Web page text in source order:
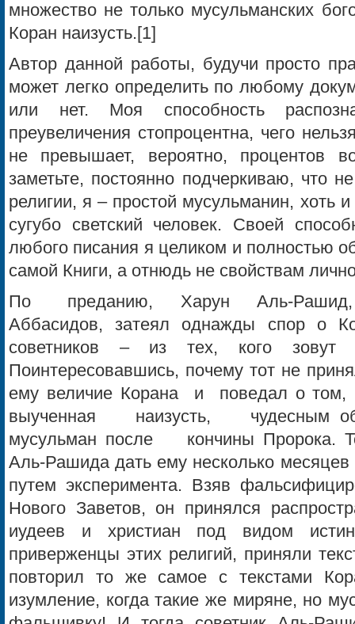
множество не только мусульманских
Коран наизусть.[1]
Автор данной работы, будучи просто
может легко определить по любому
или нет. Моя способность
преувеличения стопроцентна, чего
не превышает, вероятно, процентов
заметьте, постоянно подчеркиваю, что
религии, я – простой мусульманин, хоть
сугубо светский человек. Своей
любого писания я целиком и полностью
самой Книги, а отнюдь не свойствам
По преданию, Харун Аль-
Аббасидов, затеял однажды спор о
советников – из тех, кого зовут
Поинтересовавшись, почему тот не
ему величие Корана и поведал о
выученная наизусть, чудесным
мусульман после кончины Пророка.
Аль-Рашида дать ему несколько
путем эксперимента. Взяв
Нового Заветов, он принялся
иудеев и христиан под видом
приверженцы этих религий, приняли
повторил то же самое с текстами
изумление, когда такие же миряне, но